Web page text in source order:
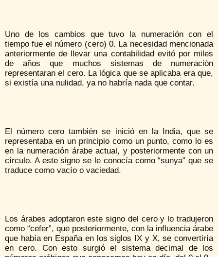
Uno de los cambios que tuvo la numeración con el
tiempo fue el número (cero) 0. La necesidad mencionada
anteriormente de llevar una contabilidad evitó por miles
de años que muchos sistemas de numeración
representaran el cero. La lógica que se aplicaba era que,
si existía una nulidad, ya no habría nada que contar.
El número cero también se inició en la India, que se
representaba en un principio como un punto, como lo es
en la numeración árabe actual, y posteriormente con un
círculo. A este signo se le conocía como “sunya” que se
traduce como vacío o vaciedad.
Los árabes adoptaron este signo del cero y lo tradujeron
como “cefer”, que posteriormente, con la influencia árabe
que había en España en los siglos IX y X, se convertiría
en cero. Con esto surgió el sistema decimal de los